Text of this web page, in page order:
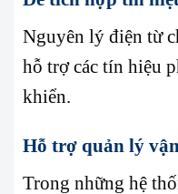
Nguyên lý điện từ
hỗ trợ các tín hiệu
khiển.
Hỗ trợ quản lý
Trong những hệ